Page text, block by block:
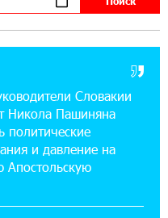
также с помощью
в играх»: IDBank
на школьников
расширяться. Когда-
рядовой армянин, но
Словакии
Никола Пашиняна
политические
и давление на
Апостольскую